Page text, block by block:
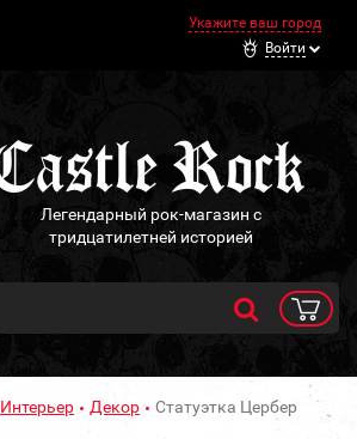
Укажите ваш город
Войти
Легендарный рок-магазин с
тридцатилетней историей
Интерьер Декор Статуэтка Цербер